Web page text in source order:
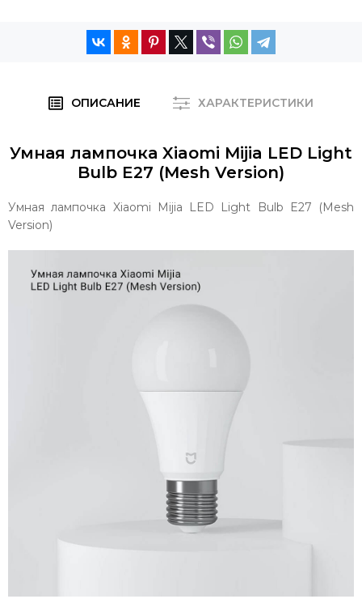
ОПИСАНИЕ ХАРАКТЕРИСТИКИ
Умная лампочка Xiaomi Mijia LED Light
Bulb E27 (Mesh Version)
Умная лампочка Xiaomi Mijia LED Light Bulb E27 (Mesh
Version)